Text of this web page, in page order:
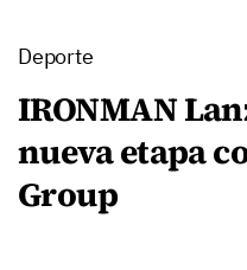
Deporte
IRONMAN
nueva etapa
Group